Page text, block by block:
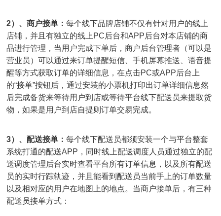
2）、 商户接单： 每个线下品牌店铺不仅有针对用户的线上
店铺，并且有独立的线上PC后台和APP后台对本店铺的商
品进行管理，当用户完成下单后，商户后台管理者（可以是
营业员）可以通过来订单提醒短信、手机屏幕推送、语音提
醒等方式获取订单的详细信息，在点击PC或APP后台上
的“接单”按钮后，通过安装的小票机打印出订单详细信息然
后完成备货来等待用户到店或等待平台线下配送员来提取货
物，如果是用户到店自提则订单交易完成。
3）、配送接单： 每个线下配送员都须安装一个与平台整套
系统打通的配送APP，同时线上配送调度人员通过独立的配
送调度管理后台实时查看平台所有订单信息，以及所有配送
员的实时行踪轨迹，并且能看到配送员当前手上的订单数量
以及相对应的用户在地图上的地点。当商户接单后，有三种
配送员接单方式：